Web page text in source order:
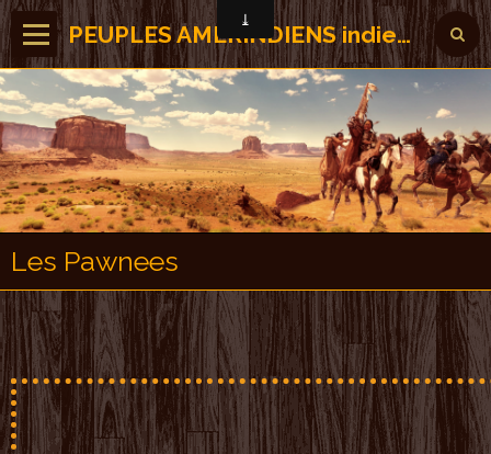
PEUPLES AMERINDIENS indiens des Amérique
Les Pawnees